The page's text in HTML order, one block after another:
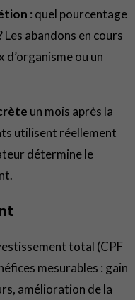
: quel pourcentage
abandons en cours
ou un
un mois après la
utilisent réellement
détermine le
total (CPF
mesurables : gain
amélioration de la